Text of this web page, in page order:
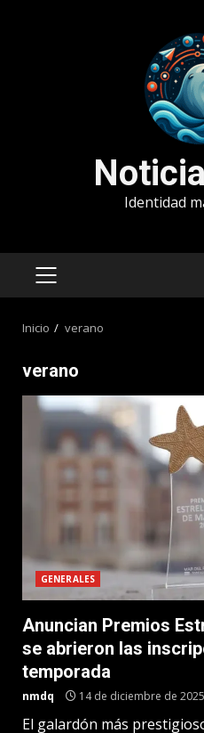
Identidad
MENÚ
Inicio verano
verano
GENERALES
Anuncian Premios
se abrieron las
temporada
nmdq 14 de diciembre de 2025
El galardón más